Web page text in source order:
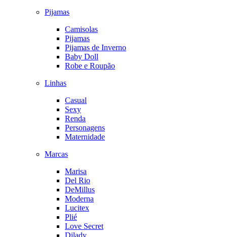
Pijamas
Camisolas
Pijamas
Pijamas de Inverno
Baby Doll
Robe e Roupão
Linhas
Casual
Sexy
Renda
Personagens
Maternidade
Marcas
Marisa
Del Rio
DeMillus
Moderna
Lucitex
Plié
Love Secret
Dilady